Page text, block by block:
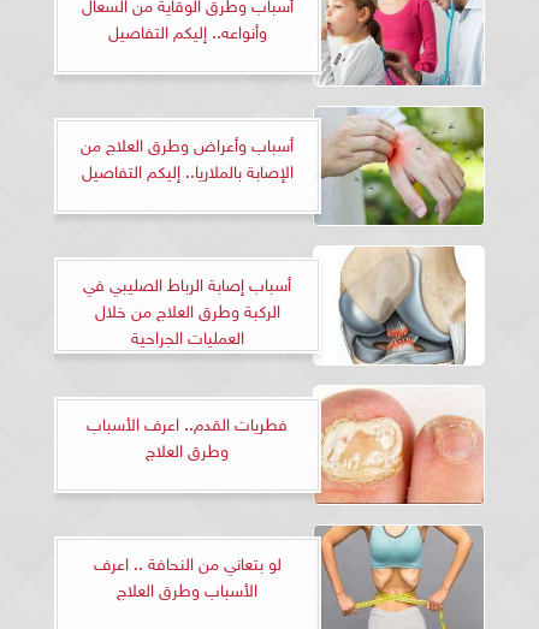
وأنواعه.. إليكم التفاصيل
أسباب وأعراض وطرق العلاج من
الإصابة بالملاريا.. إليكم التفاصيل
أسباب إصابة الرباط الصليبي في
الركبة وطرق العلاج من خلال
العمليات الجراحية
فطريات القدم.. اعرف الأسباب
وطرق العلاج
لو بتعاني من النحافة .. اعرف
الأسباب وطرق العلاج